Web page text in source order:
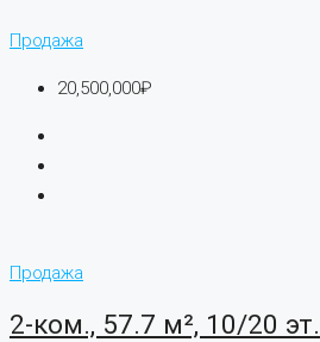
Продажа
20,500,000₽
Продажа
2-ком., 57.7 м², 10/20 эт.